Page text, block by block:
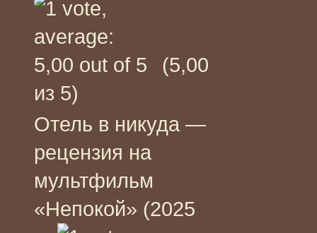
(5,00
из 5)
Отель в никуда —
рецензия на
мультфильм
«Непокой» (2025